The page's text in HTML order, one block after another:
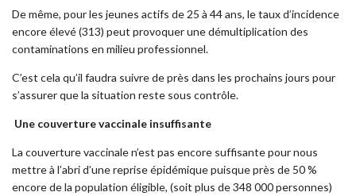
De même, pour les jeunes actifs de 25 à 44 ans, le taux d’incidence
encore élevé (313) peut provoquer une démultiplication des
contaminations en milieu professionnel.
C’est cela qu’il faudra suivre de près dans les prochains jours pour
s’assurer que la situation reste sous contrôle.
Une couverture vaccinale insuffisante
La couverture vaccinale n’est pas encore suffisante pour nous
mettre à l’abri d’une reprise épidémique puisque près de 50 %
encore de la population éligible, (soit plus de 348 000 personnes)